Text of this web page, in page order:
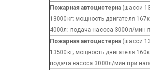
Пожарная автоцистерна (шасси
13000кг; мощность двигателя
4000л; подача насоса 3000л/мин
Пожарная автоцистерна (шасси
13500кг; мощность двигателя
подача насоса 3000л/мин при